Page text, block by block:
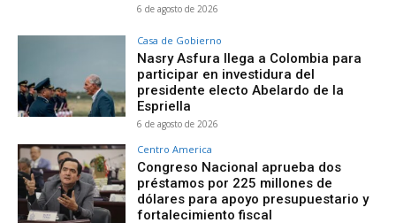
6 de agosto de 2026
Casa de Gobierno
Nasry Asfura llega a Colombia para
participar en investidura del
presidente electo Abelardo de la
Espriella
6 de agosto de 2026
Centro America
Congreso Nacional aprueba dos
préstamos por 225 millones de
dólares para apoyo presupuestario y
fortalecimiento fiscal